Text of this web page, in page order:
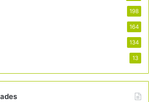
198
164
134
13